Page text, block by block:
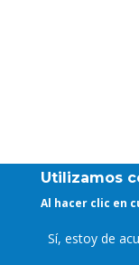
Utilizamos
Al hacer clic en
Sí, estoy de